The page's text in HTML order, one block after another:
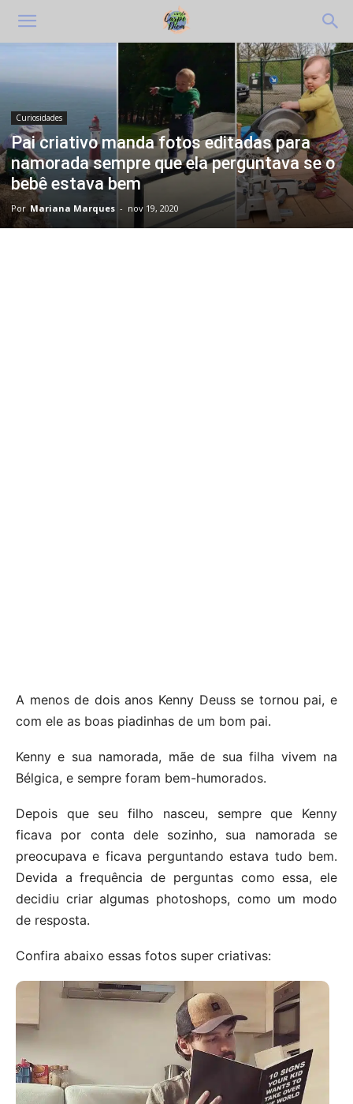
Curiosidades
Pai criativo manda fotos editadas para
namorada sempre que ela perguntava se o
bebê estava bem
Por Mariana Marques - nov 19, 2020
A menos de dois anos Kenny Deuss se tornou pai, e
com ele as boas piadinhas de um bom pai.
Kenny e sua namorada, mãe de sua filha vivem na
Bélgica, e sempre foram bem-humorados.
Depois que seu filho nasceu, sempre que Kenny
ficava por conta dele sozinho, sua namorada se
preocupava e ficava perguntando estava tudo bem.
Devida a frequência de perguntas como essa, ele
decidiu criar algumas photoshops, como um modo
de resposta.
Confira abaixo essas fotos super criativas: